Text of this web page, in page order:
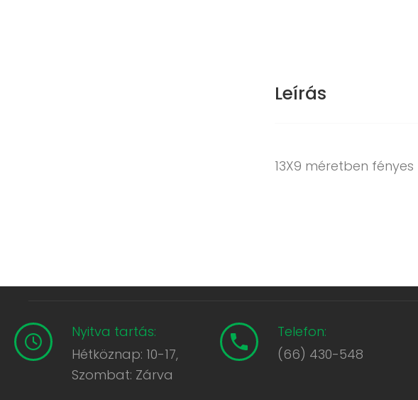
Leírás
13X9 méretben
Nyitva tartás:
Hétköznap: 10-17,
Szombat: Zárva
Telefon:
(66) 430-548